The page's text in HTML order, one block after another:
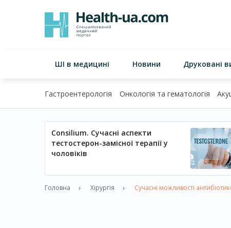
ШІ в медицині Новини Друковані
Гастроентерологія Онкологія та гематологія
Consilium. Сучасні аспекти
тестостерон-замісної терапії у
чоловіків
Головна Хірургія Сучасні можливості